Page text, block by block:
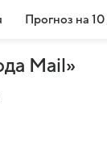
Прогноз на
Mail»